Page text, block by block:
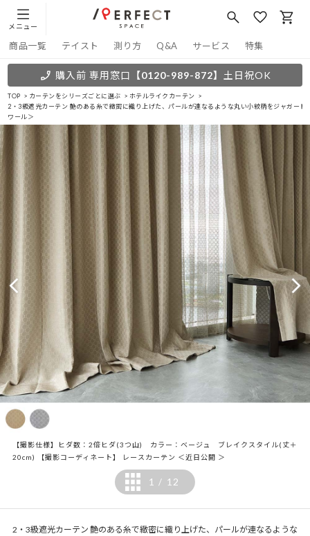
メニュー
商品一覧 テイスト 測り方 Q&A サービス 特集
購入前 専用窓口 【0120-989-872】 土日祝OK
TOP カーテンをシリーズごとに選ぶ
ホテルライクカーテン
2・3級遮光カーテン 艶のある糸で緻密に織り上げた、パールが連なるような丸い小紋柄をジャガー
ワール＞
【撮影仕様】ヒダ数：2倍ヒダ(3つ山) カラー：ベージュ ブレイクスタイル(丈＋
20cm) 【撮影コーディネート】 レースカーテン ＜近日公開 ＞
1 / 12
2・3級遮光カーテン 艶のある糸で緻密に織り上げた、パールが連なるような